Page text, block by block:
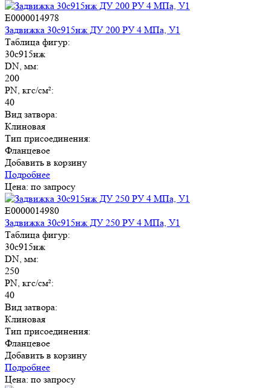
E0000014978
Задвижка 30с915нж ДУ 200 РУ 4 МПа, У1
Таблица фигур:
30с915нж
DN, мм:
200
PN, кгс/см²:
40
Вид затвора:
Клиновая
Тип присоединения:
Фланцевое
Добавить в корзину
Подробнее
Цена: по запросу
E0000014980
Задвижка 30с915нж ДУ 250 РУ 4 МПа, У1
Таблица фигур:
30с915нж
DN, мм:
250
PN, кгс/см²:
40
Вид затвора:
Клиновая
Тип присоединения:
Фланцевое
Добавить в корзину
Подробнее
Цена: по запросу